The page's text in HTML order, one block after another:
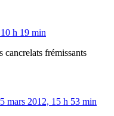
h 19 min
cancrelats frémissants
mars 2012, 15 h 53 min